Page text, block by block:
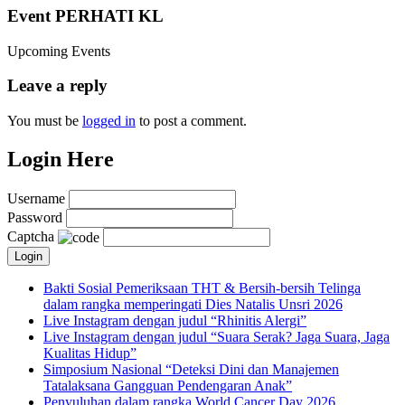
Event PERHATI KL
Upcoming Events
Leave a reply
You must be logged in to post a comment.
Login Here
Username
Password
Captcha
Bakti Sosial Pemeriksaan THT & Bersih-bersih Telinga
dalam rangka memperingati Dies Natalis Unsri 2026
Live Instagram dengan judul “Rhinitis Alergi”
Live Instagram dengan judul “Suara Serak? Jaga Suara, Jaga
Kualitas Hidup”
Simposium Nasional “Deteksi Dini dan Manajemen
Tatalaksana Gangguan Pendengaran Anak”
Penyuluhan dalam rangka World Cancer Day 2026